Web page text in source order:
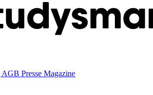
AGB Presse Magazine